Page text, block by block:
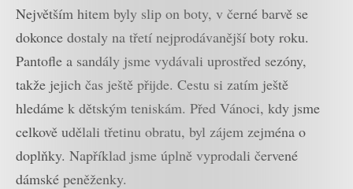
Největším hitem byly slip on boty, v černé barvě se
dokonce dostaly na třetí nejprodávanější boty roku.
Pantofle a sandály jsme vydávali uprostřed sezóny,
takže jejich čas ještě přijde. Cestu si zatím ještě
hledáme k dětským teniskám. Před Vánoci, kdy jsme
celkově udělali třetinu obratu, byl zájem zejména o
doplňky. Například jsme úplně vyprodali červené
dámské peněženky.